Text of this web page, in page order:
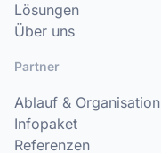
Lösungen
Über uns
Partner
Ablauf & Organisation
Infopaket
Referenzen